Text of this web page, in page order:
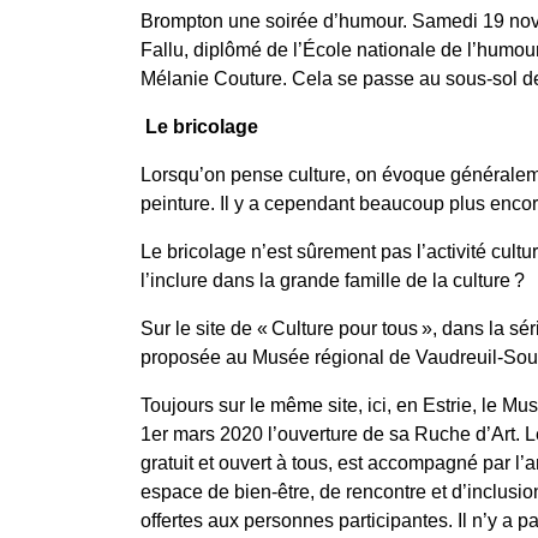
Brompton une soirée d’humour. Samedi 19
Fallu, diplômé de l’École nationale de
Mélanie Couture. Cela se passe au sous-sol
Le bricolage
Lorsqu’on pense culture, on évoque
peinture. Il y a cependant beaucoup plus
Le bricolage n’est sûrement pas l’activité
l’inclure dans la grande famille de la culture ?
Sur le site de « Culture pour tous », dans la
proposée au Musée régional de Vaudreuil-
Toujours sur le même site, ici, en Estrie, le
1er mars 2020 l’ouverture de sa Ruche d’Art.
gratuit et ouvert à tous, est accompagné par
espace de bien-être, de rencontre et
offertes aux personnes participantes. Il n’y a